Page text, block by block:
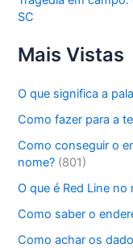
SC
Mais Vistas
O que significa a
Como fazer para a
Como conseguir o
nome? (801)
O que é Red Line
Como saber o
Como achar os